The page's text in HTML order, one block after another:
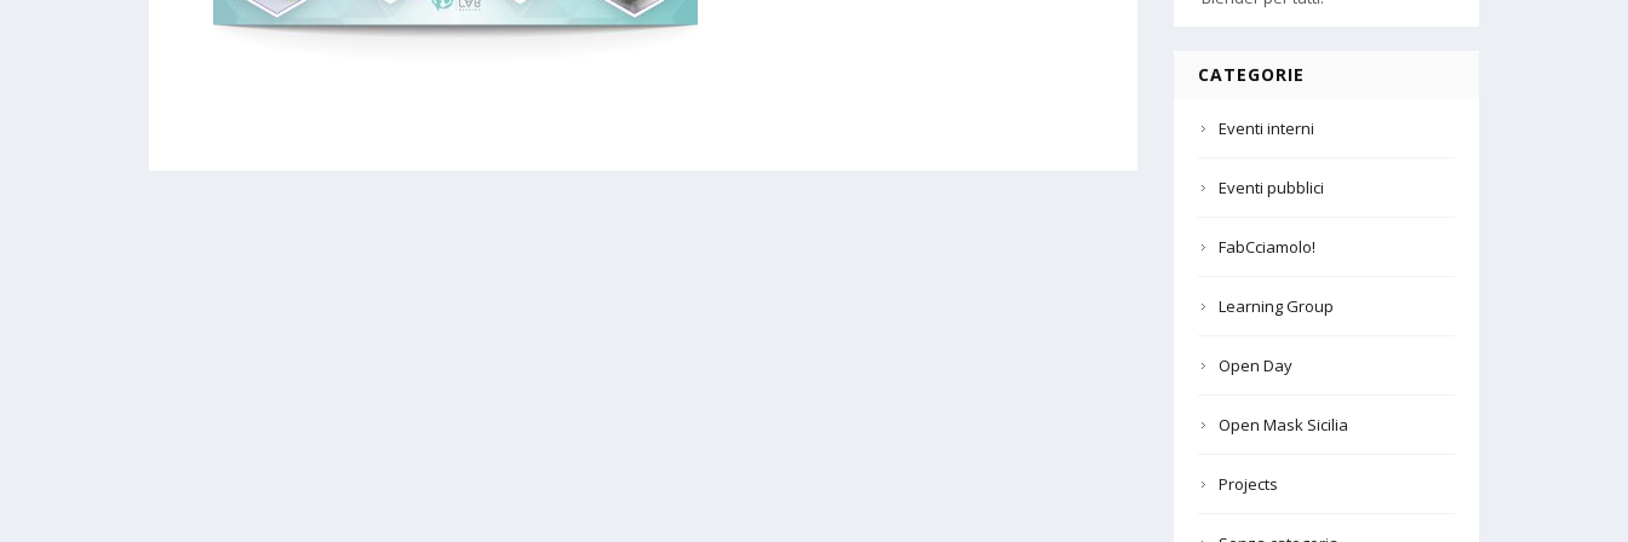
CATEGORIE
Eventi interni
Eventi pubblici
FabCciamolo!
Learning Group
Open Day
Open Mask Sicilia
Projects